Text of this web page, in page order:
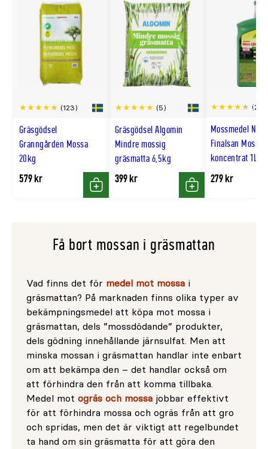
till
Gräsgödsel
Granngården Mossa
20kg
(123)
579 kr
Köp
Gräsgödsel Algomin
Mindre mossig
gräsmatta 6,5kg
(5)
399 kr
Köp
Mossmedel
Finalsan Moss
koncentrat 1L
(2)
279 kr
Få bort mossan i gräsmattan
Vad finns det för medel mot mossa i
gräsmattan? På marknaden finns olika typer av
bekämpningsmedel att köpa mot mossa i
gräsmattan, dels ”mossdödande” produkter,
dels gödning innehållande järnsulfat. Men att
minska mossan i gräsmattan handlar inte enbart
om att bekämpa den – det handlar också om
att förhindra den från att komma tillbaka.
Medel mot ogräs och mossa jobbar effektivt
för att förhindra mossa och ogräs från att gro
och spridas, men det är viktigt att regelbundet
ta hand om sin gräsmatta för att göra den